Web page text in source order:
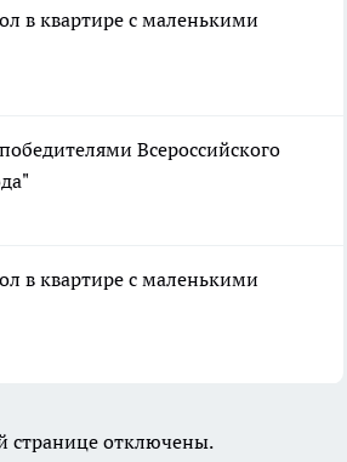
в квартире с маленькими
Всероссийского
в квартире с маленькими
странице отключены.